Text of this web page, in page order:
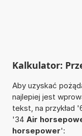
Kalkulator:
Aby uzyskać
najlepiej jest
tekst, na przykład
'34 Air
horsepower':